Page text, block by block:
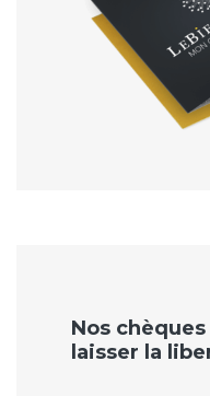
Nos
laisser la